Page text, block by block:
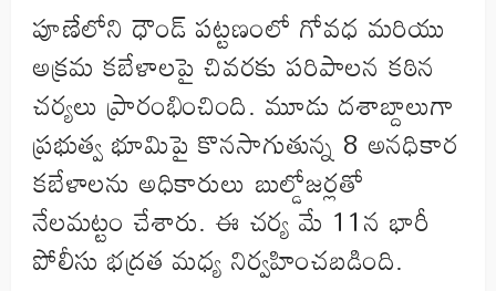
పూణేలోని ధౌండ్ పట్టణంలో గోవధ మరియు
అక్రమ కబేళాలపై చివరకు పరిపాలన కఠిన
చర్యలు ప్రారంభించింది. మూడు దశాబ్దాలుగా
ప్రభుత్వ భూమిపై కొనసాగుతున్న 8 అనధికార
కబేళాలను అధికారులు బుల్డోజర్లతో
నేలమట్టం చేశారు. ఈ చర్య మే 11న భారీ
పోలీసు భద్రత మధ్య నిర్వహించబడింది.